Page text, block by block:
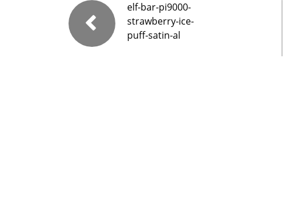
elf-bar-pi9000-
strawberry-ice-
puff-satin-al